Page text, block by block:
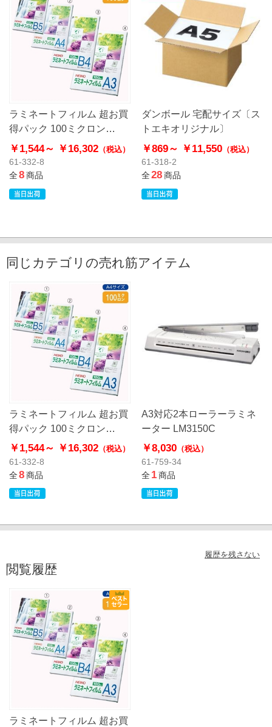
ラミネートフィルム 超お買
得パック 100ミクロン
【HEIKO】
￥1,544～ ￥16,302 （税込）
61-332-8
全8商品
ダンボール 宅配サイズ〔ス
トエキオリジナル〕
￥869～ ￥11,550（税込）
61-318-2
全28商品
同じカテゴリの売れ筋アイテム
ラミネートフィルム 超お買
得パック 100ミクロン
【HEIKO】
￥1,544～ ￥16,302 （税込）
61-332-8
全8商品
A3対応2本ローラーラミネ
ーター LM3150C
￥8,030（税込）
61-759-34
全1商品
履歴を残さない
閲覧履歴
ラミネートフィルム 超お買